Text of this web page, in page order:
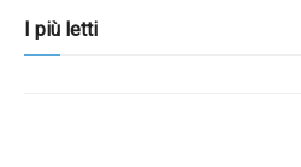
I più letti